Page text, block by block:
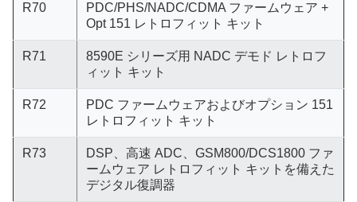
R70
PDC/PHS/NADC/CDMA ファームウェア +
Opt 151 レトロフィット キット
R71
8590E シリーズ用 NADC デモド レトロフ
ィット キット
R72
PDC ファームウェアおよびオプション 151
レトロフィット キット
R73
DSP、高速 ADC、GSM800/DCS1800 ファ
ームウェア レトロフィット キットを備えた
デジタル復調器